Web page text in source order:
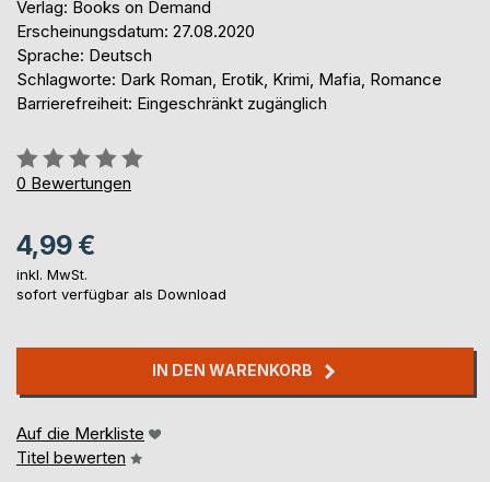
Verlag: Books on Demand
Erscheinungsdatum: 27.08.2020
Sprache: Deutsch
Schlagworte: Dark Roman, Erotik, Krimi, Mafia, Romance
Barrierefreiheit: Eingeschränkt zugänglich
Bewertung::
0%
0 Bewertungen
4,99 €
inkl. MwSt.
sofort verfügbar als Download
IN DEN WARENKORB
Auf die Merkliste
Titel bewerten